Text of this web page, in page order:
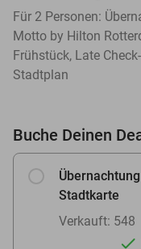
Für 2 Personen:
Motto by Hilton
Frühstück, Late
Stadtplan
Buche Deinen
Stadtkarte
Verkauft: 548